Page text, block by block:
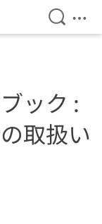
検索を
メ
ック :
取扱い